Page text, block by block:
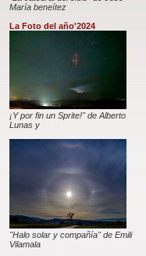
María beneítez
La Foto del año'2024
¡Y por fin un Sprite!" de Alberto
Lunas y
"Halo solar y compañía" de Emili
Vilamala